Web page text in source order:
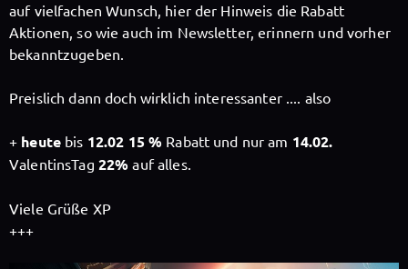
getnext to X-Perience
auf vielfachen Wunsch, hier der Hinweis die Rabatt
Aktionen, so wie auch im Newsletter, erinnern und vorher
bekanntzugeben.
Preislich dann doch wirklich interessanter .... also
+ heutebis 12.02 15 % Rabatt und nur am 14.02.
ValentinsTag 22% auf alles.
Viele Grüße XP
+++